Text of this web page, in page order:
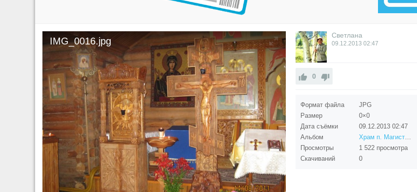
IMG_0016.jpg
Светлана
09.12.2013 02:47
0
Формат файла
JPG
Размер
0×0
Дата съёмки
09.12.2013 02:47
Альбом
Храм п. Магистральный
Просмотры
1 522 просмотра
Скачиваний
0